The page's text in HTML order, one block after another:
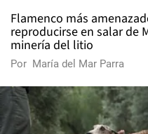
Flamenco más
reproducirse en salar de
minería del litio
Por María del Mar Parra